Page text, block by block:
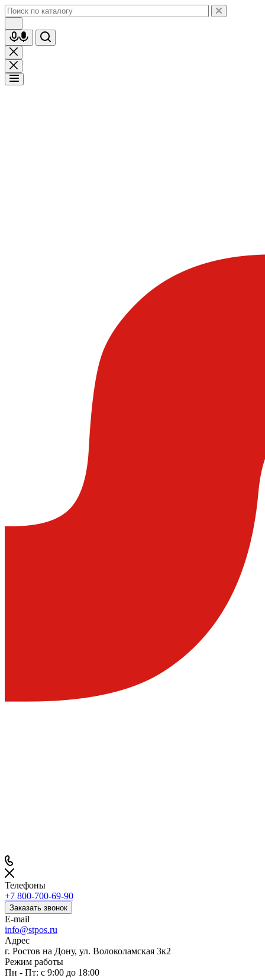
Телефоны
+7 800-700-69-90
Заказать звонок
E-mail
info@stpos.ru
Адрес
г. Ростов на Дону, ул. Волоколамская 3к2
Режим работы
Пн - Пт: с 9:00 до 18:00